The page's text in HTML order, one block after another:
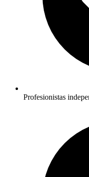
Profesionistas